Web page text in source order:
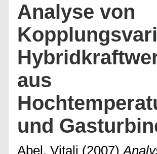
Analyse von
aus
und
Abel, Vitali (2007)